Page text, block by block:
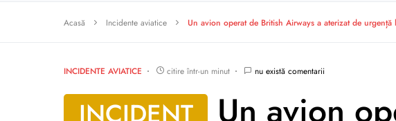
Acasă Incidente aviatice Un avion operat de British Airways a aterizat de urgență
INCIDENTE AVIATICE citire într-un minut nu există comentarii
Un avion